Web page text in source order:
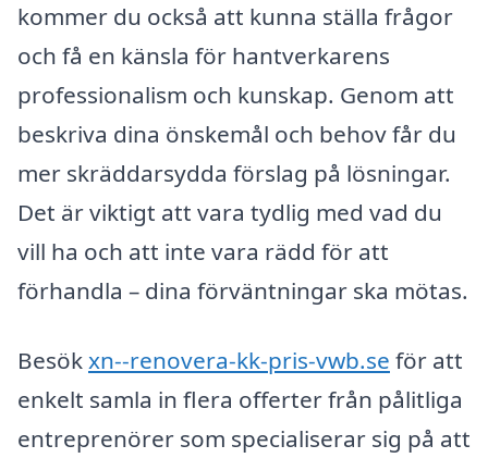
kommer du också att kunna ställa frågor
och få en känsla för hantverkarens
professionalism och kunskap. Genom att
beskriva dina önskemål och behov får du
mer skräddarsydda förslag på lösningar.
Det är viktigt att vara tydlig med vad du
vill ha och att inte vara rädd för att
förhandla – dina förväntningar ska mötas.
Besökxn--renovera-kk-pris-vwb.se för att
enkelt samla in flera offerter från pålitliga
entreprenörer som specialiserar sig på att